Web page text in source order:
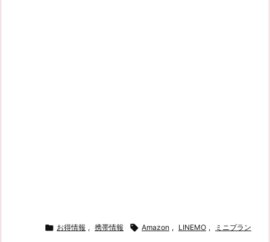
 お得情報 , 携帯情報  Amazon , LINEMO , ミニプラン